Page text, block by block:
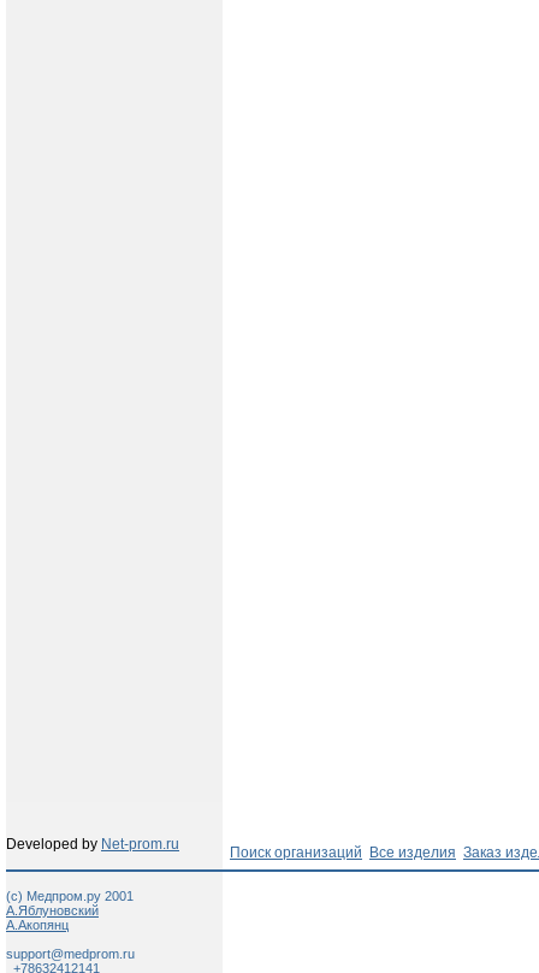
Developed by Net-prom.ru Поиск организаций Все изделия Заказ
(c) Медпром.ру 2001
А.Яблуновский
А.Акопянц
support@medprom.ru
+78632412141